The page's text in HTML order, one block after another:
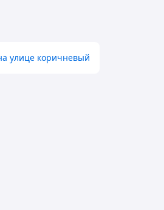
улице коричневый